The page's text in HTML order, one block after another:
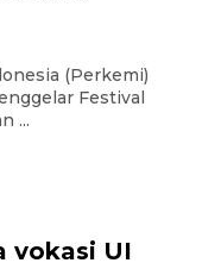
(Perkemi)
Festival
...
vokasi UI